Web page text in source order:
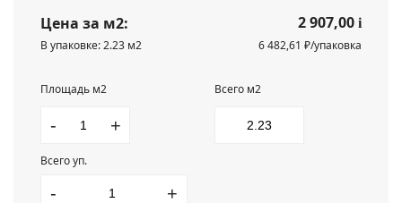
Цена за м2: 2 907,00 i
В упаковке: 2.23 м2
6 482,61 ₽/упаковка
Площадь м2
- +
Всего м2
Всего уп.
- +